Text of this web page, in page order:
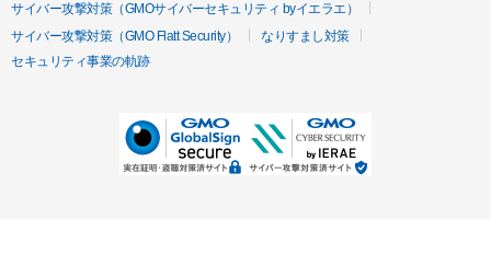
サイバー攻撃対策（GMOサイバーセキュリティ byイエラエ）
サイバー攻撃対策（GMO Flatt Security）
なりすまし対策
セキュリティ事業の軌跡